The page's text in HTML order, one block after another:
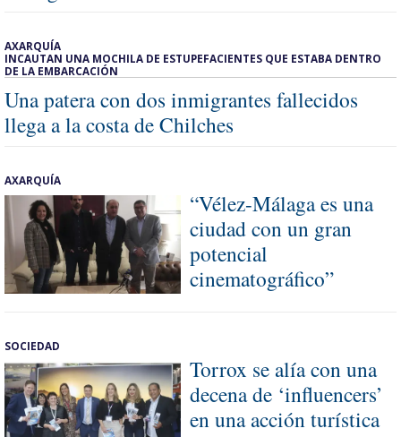
AXARQUÍA
INCAUTAN UNA MOCHILA DE ESTUPEFACIENTES QUE ESTABA DENTRO
DE LA EMBARCACIÓN
Una patera con dos inmigrantes fallecidos
llega a la costa de Chilches
AXARQUÍA
“Vélez-Málaga es una
ciudad con un gran
potencial
cinematográfico”
SOCIEDAD
Torrox se alía con una
decena de ‘influencers’
en una acción turística